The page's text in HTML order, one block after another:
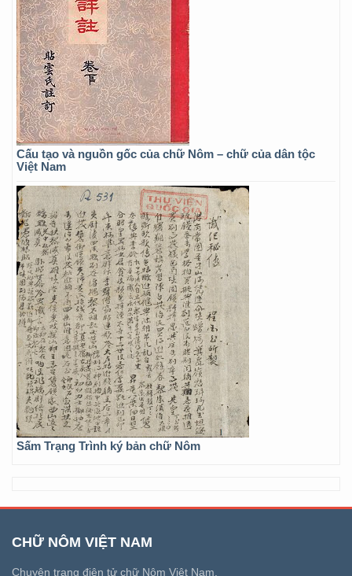
Cấu tạo và nguồn gốc của chữ Nôm – chữ của dân tộc
Việt Nam
Sấm Trạng Trình ký bản chữ Nôm
CHỮ NÔM VIỆT NAM
Chuyên trang điện tử chữ Nôm Việt Nam.